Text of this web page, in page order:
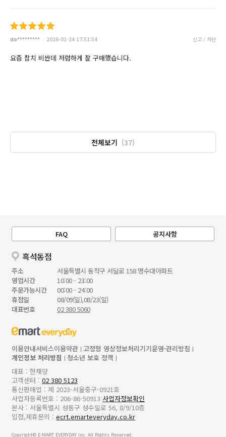
do********* 2026-01-24 17:51:54 신고 / 차단
요즘 참치 비싼데 저렴하게 잘 구매했습니다.
전체보기 (37)
FAQ 공지사항
흑석동점
주소
서울특별시 동작구 서달로 158 명수대아파트
영업시간
10:00 - 23:00
주문가능시간
00:00 - 24:00
휴점일
08/09(일),08/23(일)
대표번호
02 380 5060
이용안내서비스이용약관 고정형 영상정보처리기기운영·관리방침
개인정보 처리방침
청소년 보호 정책
대표 : 한채양
고객센터 : 02 380 5123
통신판매업 : 제 2023-서울중구-0921호
사업자등록번호 : 206-86-50913 사업자정보확인
본사 : 서울특별시 성동구 성수일로 56, 8/9/10층
입점,제휴문의 : ecrt.emarteveryday.co.kr
Copyright© E-MART EVERYDAY Inc. All Rights Reserved.